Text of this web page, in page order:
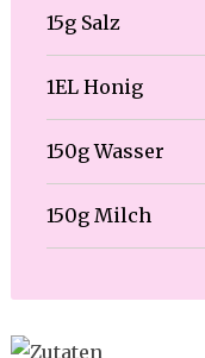
15g Salz
1EL Honig
150g Wasser
150g Milch